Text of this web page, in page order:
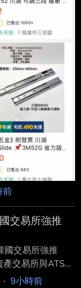
前
交易所強推
國交易所強推
交易所與ATS
· 9小時前